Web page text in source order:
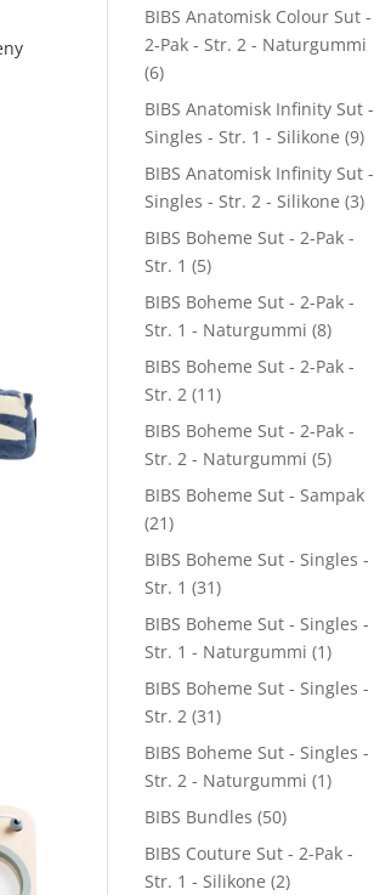
BIBS Anatomisk Colour Sut -
2-Pak - Str. 2 - Naturgummi
(6)
BIBS Anatomisk Infinity Sut -
Singles - Str. 1 - Silikone (9)
BIBS Anatomisk Infinity Sut -
Singles - Str. 2 - Silikone (3)
BIBS Boheme Sut - 2-Pak -
Str. 1 (5)
BIBS Boheme Sut - 2-Pak -
Str. 1 - Naturgummi (8)
BIBS Boheme Sut - 2-Pak -
Str. 2 (11)
BIBS Boheme Sut - 2-Pak -
Str. 2 - Naturgummi (5)
BIBS Boheme Sut - Sampak
(21)
BIBS Boheme Sut - Singles -
Str. 1 (31)
BIBS Boheme Sut - Singles -
Str. 1 - Naturgummi (1)
BIBS Boheme Sut - Singles -
Str. 2 (31)
BIBS Boheme Sut - Singles -
Str. 2 - Naturgummi (1)
BIBS Bundles (50)
BIBS Couture Sut - 2-Pak -
Str. 1 - Silikone (2)